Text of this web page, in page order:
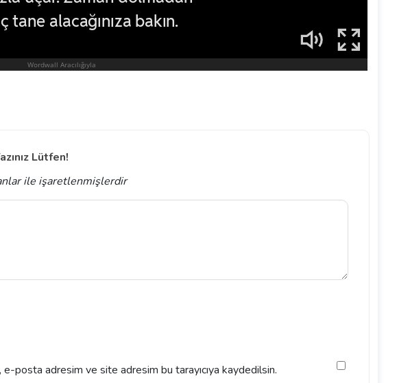
Lütfen!
ile işaretlenmişlerdir
e-posta adresim ve site adresim bu tarayıcıya kaydedilsin.